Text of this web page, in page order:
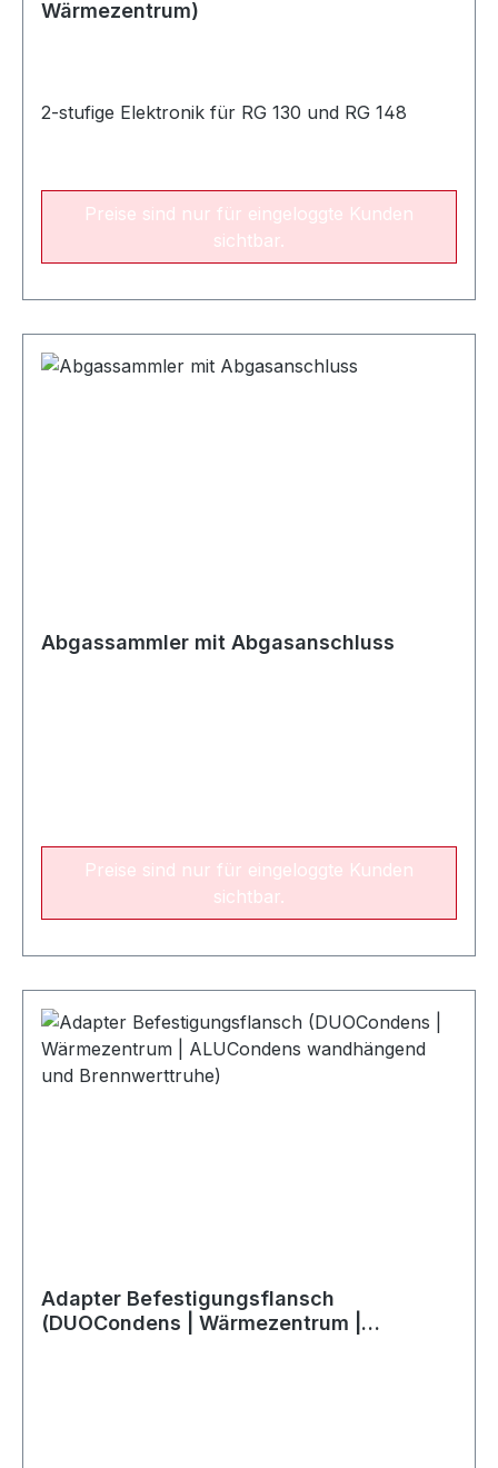
Wärmezentrum)
2-stufige Elektronik für RG 130 und RG 148
Preise sind nur für eingeloggte Kunden
sichtbar.
Abgassammler mit Abgasanschluss
Preise sind nur für eingeloggte Kunden
sichtbar.
Adapter Befestigungsflansch
(DUOCondens | Wärmezentrum |